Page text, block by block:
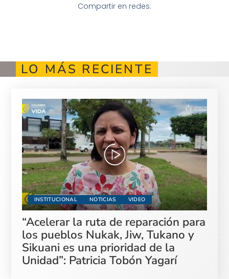
Compartir en redes:
LO MÁS RECIENTE
INSTITUCIONAL NOTICIAS VIDEO
“Acelerar la ruta de reparación para
los pueblos Nukak, Jiw, Tukano y
Sikuani es una prioridad de la
Unidad”: Patricia Tobón Yagarí